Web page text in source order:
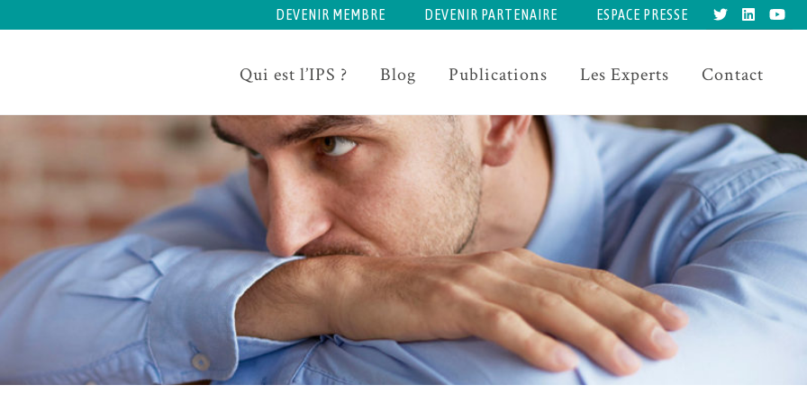
Qui est l’IPS ? Blog Publications Les Experts Contact
DEVENIR MEMBRE DEVENIR PARTENAIRE ESPACE PRESSE